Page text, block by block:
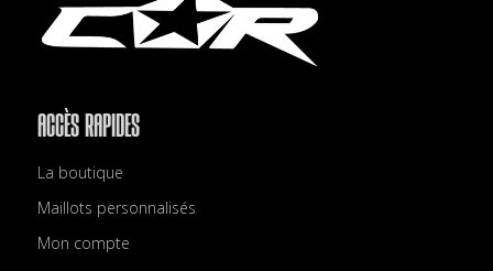
ACCÈS RAPIDES
La boutique
Maillots personnalisés
Mon compte